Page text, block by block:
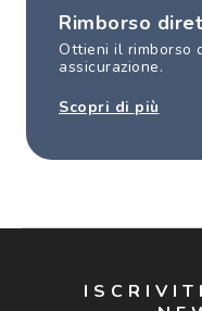
Rimborso
Ottieni il rimborso
assicurazione.
Scopri di più